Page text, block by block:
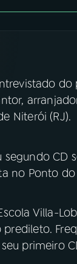
do
Niterói (RJ).
CD
no Ponto do
Villa-
primeiro